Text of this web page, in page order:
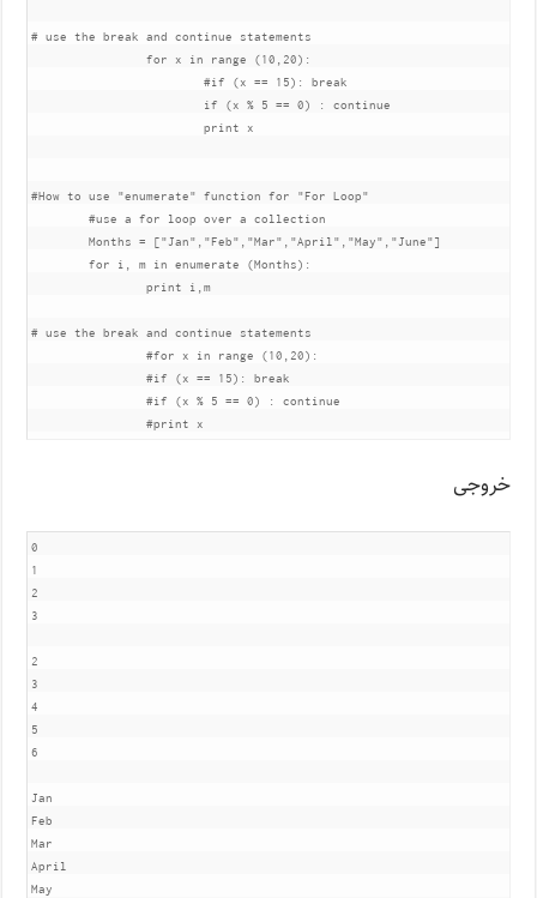
# use the break and continue statements
		for x in range (10,20):
			#if (x == 15): break
			print x
#How to use "enumerate" function for "For Loop"
	#use a for loop over a collection
	Months = ["Jan","Feb","Mar","April","May","June"]
	for i, m in enumerate (Months):
		print i,m
# use the break and continue statements
		#for x in range (10,20):
		#if (x == 15): break
		#if (x % 5 == 0) : continue
خروجی
0
1
2
3
2
3
4
5
6
Jan
Feb
Mar
April
May